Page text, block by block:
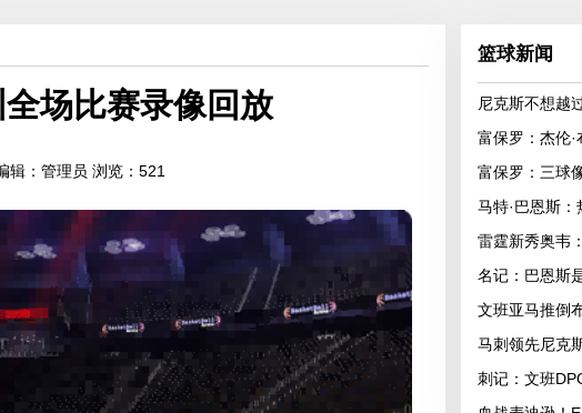
场比赛录像回放
辑：管理员 浏览：521
篮球新闻
马刺领先尼克